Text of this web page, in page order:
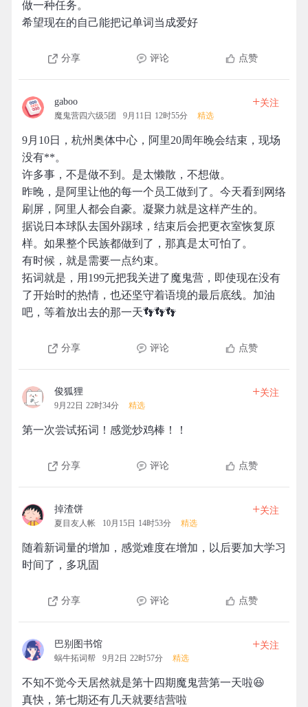
做一种任务。
希望现在的自己能把记单词当成爱好
分享 评论 点赞
gaboo
魔鬼营四六级5团 9月11日 12时55分 精选
+关注
9月10日，杭州奥体中心，阿里20周年晚会结束，现场
没有**。
许多事，不是做不到。是太懒散，不想做。
昨晚，是阿里让他的每一个员工做到了。今天看到网络
刷屏，阿里人都会自豪。凝聚力就是这样产生的。
据说日本球队去国外踢球，结束后会把更衣室恢复原
样。如果整个民族都做到了，那真是太可怕了。
有时候，就是需要一点约束。
拓词就是，用199元把我关进了魔鬼营，即使现在没有
了开始时的热情，也还坚守着语境的最后底线。加油
吧，等着放出去的那一天👣👣👣
分享 评论 点赞
俊狐狸
9月22日 22时34分 精选
+关注
第一次尝试拓词！感觉炒鸡棒！！
分享 评论 点赞
掉渣饼
夏目友人帐 10月15日 14时53分 精选
+关注
随着新词量的增加，感觉难度在增加，以后要加大学习
时间了，多巩固
分享 评论 点赞
巴别图书馆
蜗牛拓词帮 9月2日 22时57分 精选
+关注
不知不觉今天居然就是第十四期魔鬼营第一天啦😆
真快，第七期还有几天就要结营啦